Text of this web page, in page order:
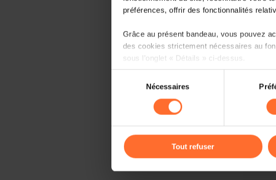
préférences, offrir des fonctionnalités
Grâce au présent bandeau, vous pouvez
des cookies strictement nécessaires au
sous l’onglet « Détails » ci-dessus.
Il est précisé que la navigation sur le site
cas de refus de tous les cookies ou des
gauche de chaque page.
consentement
Nécessaires
Tout refuser